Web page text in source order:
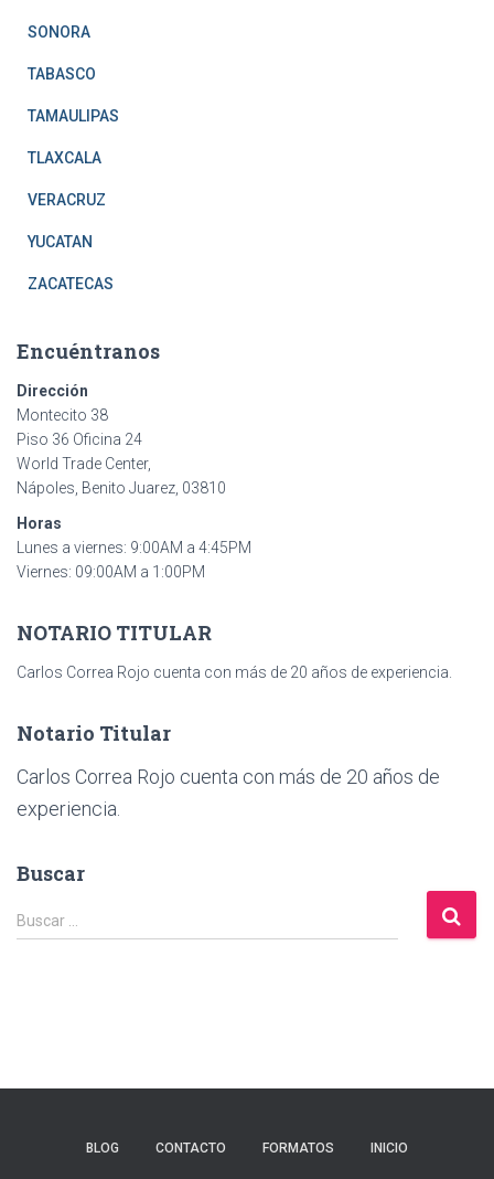
SONORA
TABASCO
TAMAULIPAS
TLAXCALA
VERACRUZ
YUCATAN
ZACATECAS
Encuéntranos
Dirección
Montecito 38
Piso 36 Oficina 24
World Trade Center,
Nápoles, Benito Juarez, 03810
Horas
Lunes a viernes: 9:00AM a 4:45PM
Viernes: 09:00AM a 1:00PM
NOTARIO TITULAR
Carlos Correa Rojo cuenta con más de 20 años de experiencia.
Notario Titular
Carlos Correa Rojo cuenta con más de 20 años de
experiencia.
Buscar
B
u
Buscar …
BLOG CONTACTO FORMATOS INICIO